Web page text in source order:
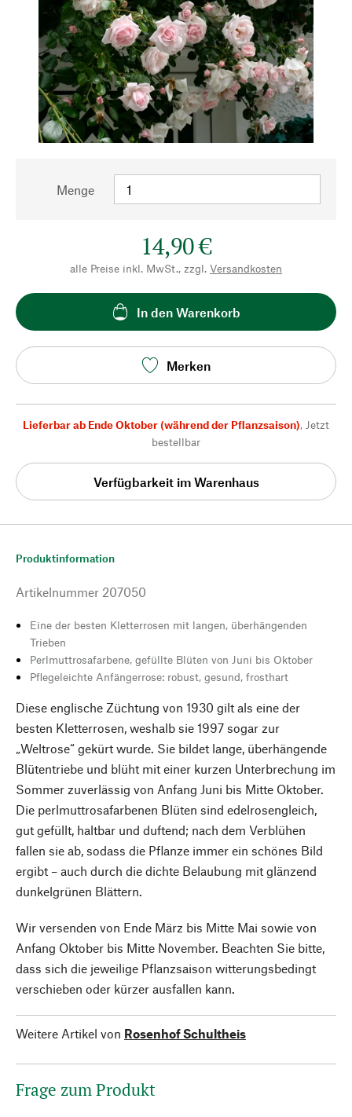
Menge
14,90 €
alle Preise inkl. MwSt., zzgl. Versandkosten
In den Warenkorb
Merken
Lieferbar ab Ende Oktober (während der Pflanzsaison), Jetzt
bestellbar
Verfügbarkeit im Warenhaus
Produktinformation
Artikelnummer 207050
Eine der besten Kletterrosen mit langen, überhängenden
Trieben
Perlmuttrosafarbene, gefüllte Blüten von Juni bis Oktober
Pflegeleichte Anfängerrose: robust, gesund, frosthart
Diese englische Züchtung von 1930 gilt als eine der
besten Kletterrosen, weshalb sie 1997 sogar zur
„Weltrose“ gekürt wurde. Sie bildet lange, überhängende
Blütentriebe und blüht mit einer kurzen Unterbrechung im
Sommer zuverlässig von Anfang Juni bis Mitte Oktober.
Die perlmuttrosafarbenen Blüten sind edelrosengleich,
gut gefüllt, haltbar und duftend; nach dem Verblühen
fallen sie ab, sodass die Pflanze immer ein schönes Bild
ergibt – auch durch die dichte Belaubung mit glänzend
dunkelgrünen Blättern.
Wir versenden von Ende März bis Mitte Mai sowie von
Anfang Oktober bis Mitte November. Beachten Sie bitte,
dass sich die jeweilige Pflanzsaison witterungsbedingt
verschieben oder kürzer ausfallen kann.
Weitere Artikel von Rosenhof Schultheis
Frage zum Produkt